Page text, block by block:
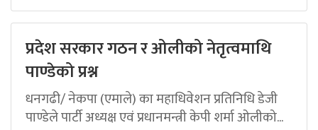
प्रदेश सरकार गठन र ओलीको नेतृत्वमाथि
पाण्डेको प्रश्न
धनगढी/ नेकपा (एमाले) का महाधिवेशन प्रतिनिधि डेजी
पाण्डेले पार्टी अध्यक्ष एवं प्रधानमन्त्री केपी शर्मा ओलीको...